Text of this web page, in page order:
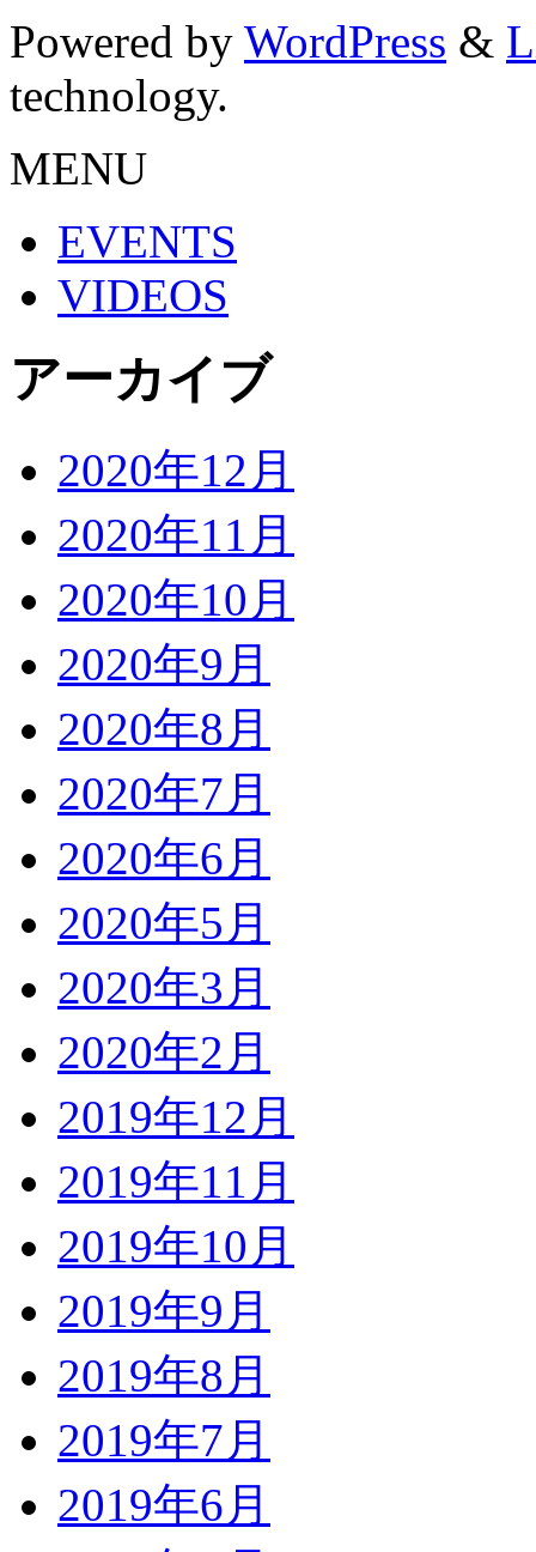
Powered by WordPress &
technology.
MENU
EVENTS
VIDEOS
アーカイブ
2020年12月
2020年11月
2020年10月
2020年9月
2020年8月
2020年7月
2020年6月
2020年5月
2020年3月
2020年2月
2019年12月
2019年11月
2019年10月
2019年9月
2019年8月
2019年7月
2019年6月